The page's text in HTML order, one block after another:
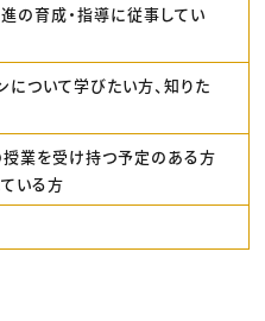
の育成・指導に従事してい
について学びたい方、知りた
業を受け持つ予定のある方
いる方